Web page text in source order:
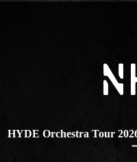
HYDE Orchestra Tour